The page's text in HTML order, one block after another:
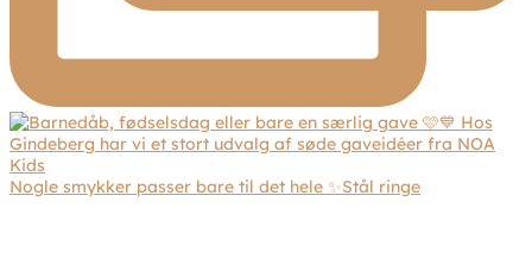
Nogle smykker passer bare til det hele ✨Stål ringe